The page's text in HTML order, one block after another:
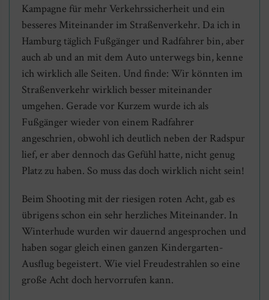
Kampagne für mehr Verkehrssicherheit und ein
besseres Miteinander im Straßenverkehr. Da ich in
Hamburg täglich Fußgänger und Radfahrer bin, aber
auch ab und an mit dem Auto unterwegs bin, kenne
ich wirklich alle Seiten. Und finde: Wir könnten im
Straßenverkehr wirklich besser miteinander
umgehen. Gerade vor Kurzem wurde ich als
Fußgänger wieder von einem Radfahrer
angeschrien, obwohl ich deutlich neben der Radspur
lief, er aber dennoch das Gefühl hatte, nicht genug
Platz zu haben. So muss das doch wirklich nicht sein!
Beim Shooting mit der riesigen roten Acht, gab es
übrigens schon ein sehr herzliches Miteinander. In
Winterhude wurden wir dauernd angesprochen und
haben sogar gleich einen ganzen Kindergarten-
Ausflug begeistert. Wie viel Freudestrahlen so eine
große Acht doch hervorrufen kann.